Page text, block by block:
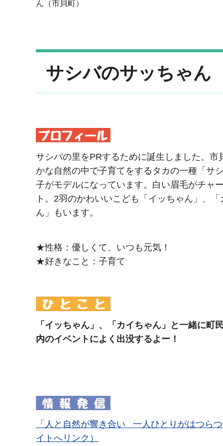
ん（市貝町）
サシバのサッちゃん
サシバの里をPRするために誕生しました。市
かな自然の中で子育てをするタカの一種「サ
子がモデルになっています。白い眉毛がチャ
ト。2羽のかわいいこども「イッちゃん」、「
ん」もいます。
★性格：優しくて、いつも元気！
★好きなこと：子育て
「イッちゃん」、「カイちゃん」と一緒に町
内のイベントによく出没するよー！
「人と自然が響き合い 一人ひとりがはつら
イトへリンク）